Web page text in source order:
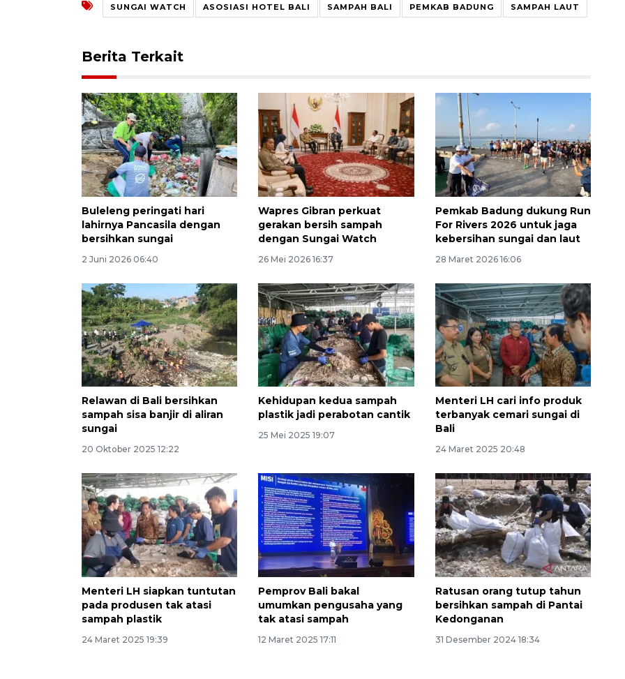
SUNGAI WATCH ASOSIASI HOTEL BALI SAMPAH BALI PEMKAB BADUNG SAMPAH LAUT
Berita Terkait
Buleleng peringati hari
lahirnya Pancasila dengan
bersihkan sungai
2 Juni 2026 06:40
Wapres Gibran perkuat
gerakan bersih sampah
dengan Sungai Watch
26 Mei 2026 16:37
Pemkab Badung dukung Run
For Rivers 2026 untuk jaga
kebersihan sungai dan laut
28 Maret 2026 16:06
Relawan di Bali bersihkan
sampah sisa banjir di aliran
sungai
20 Oktober 2025 12:22
Kehidupan kedua sampah
plastik jadi perabotan cantik
25 Mei 2025 19:07
Menteri LH cari info produk
terbanyak cemari sungai di
Bali
24 Maret 2025 20:48
Menteri LH siapkan tuntutan
pada produsen tak atasi
sampah plastik
24 Maret 2025 19:39
Pemprov Bali bakal
umumkan pengusaha yang
tak atasi sampah
12 Maret 2025 17:11
Ratusan orang tutup tahun
bersihkan sampah di Pantai
Kedonganan
31 Desember 2024 18:34
Layanan haji Indonesia